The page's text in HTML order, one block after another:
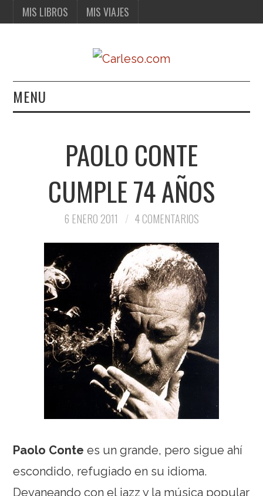
MIS LIBROS MIS VIAJES
MENU
MIS VIAJESPAOLO CONTE
CUMPLE 74 AÑOS
6 ENERO 2011 4 COMENTARIOS
Paolo Conte es un grande, pero sigue ahí
escondido, refugiado en su idioma.
Devaneando con el jazz y la música popular